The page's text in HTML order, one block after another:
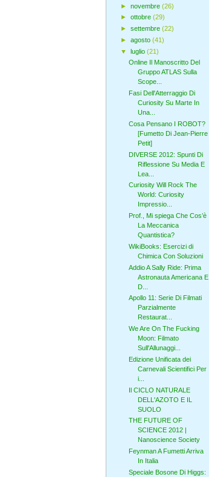
► novembre (26)
► ottobre (29)
► settembre (22)
► agosto (41)
▼ luglio (21)
Online Il Manoscritto Del
Gruppo ATLAS Sulla
Scope...
Fasi Dell'Atterraggio Di
Curiosity Su Marte In
Una...
Cosa Pensano I ROBOT?
[Fumetto Di Jean-Pierre
Petit]
DIVERSE 2012: Spunti Di
Riflessione Su Media E
Lea...
Curiosity Will Rock The
World: Curiosity
Impressio...
Prof., Mi spiega Che Cos’è
La Meccanica
Quantistica?
WikiBooks: Esercizi di
Chimica Con Soluzioni
Addio A Sally Ride: Prima
Astronauta Americana E
D...
Apollo 11: Serie Di Filmati
Parzialmente
Restaurat...
We Are On The Fucking
Moon: Filmato
Sull'Allunaggi...
Edizione Unificata dei
Carnevali Scientifici Per
i...
Il CICLO NATURALE
DELL'AZOTO E IL
SUOLO
THE FUTURE OF
SCIENCE 2012 |
Nanoscience Society
Feynman A Fumetti Arriva
In Italia
Speciale Bosone Di Higgs: